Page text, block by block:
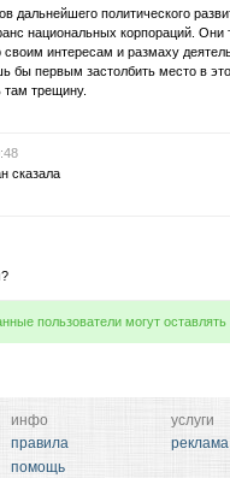
дальнейшего политического
национальных корпораций. Они
интересам и размаху
бы первым застолбить место в
там трещину.
сказала
пользователи могут
инфо
правила
помощь
услуги
реклама